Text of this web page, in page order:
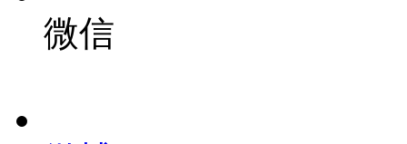
微信